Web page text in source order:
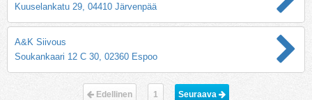
Kuuselankatu 29, 04410 Järvenpää
A&K Siivous
Soukankaari 12 C 30, 02360 Espoo
Edellinen 1 Seuraava